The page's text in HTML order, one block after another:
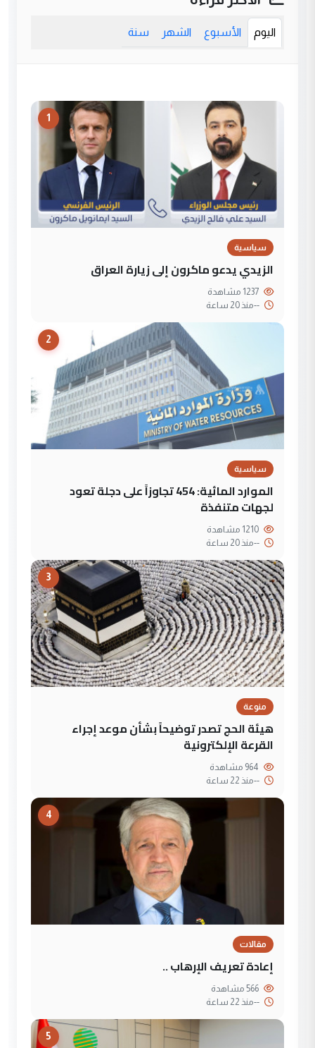
اليوم الأسبوع الشهر سنة
1
سياسية
الزيدي يدعو ماكرون إلى زيارة العراق
--منذ 20 ساعة
2
سياسية
الموارد المائية: 454 تجاوزاً على دجلة تعود
لجهات متنفذة
--منذ 20 ساعة
3
منوعة
هيئة الحج تصدر توضيحاً بشأن موعد إجراء
القرعة الإلكترونية
--منذ 22 ساعة
4
مقالات
إعادة تعريف الإرهاب ..
--منذ 22 ساعة
5